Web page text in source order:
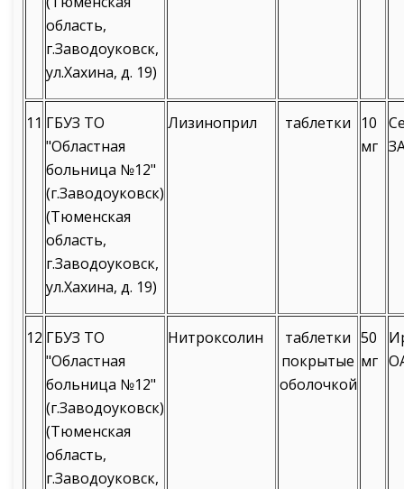
область,
г.Заводоуковск,
ул.Хахина, д. 19)
11 ГБУЗ ТО
"Областная
больница №12"
(г.Заводоуковск)
(Тюменская
область,
г.Заводоуковск,
ул.Хахина, д. 19)
Лизиноприл таблетки
10
мг
12 ГБУЗ ТО
"Областная
больница №12"
(г.Заводоуковск)
(Тюменская
область,
г.Заводоуковск,
Нитроксолин
таблетки
покрытые
оболочкой
50
мг